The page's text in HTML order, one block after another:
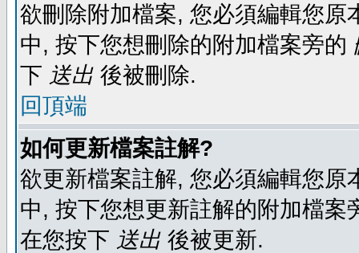
欲刪除附加檔案, 您必須編輯您
中, 按下您想刪除的附加檔案旁的
下 送出 後被刪除.
回頂端
如何更新檔案註解?
欲更新檔案註解, 您必須編輯您
中, 按下您想更新註解的附加檔案
在您按下 送出 後被更新.